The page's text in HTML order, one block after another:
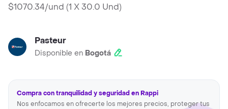
$1070.34/und (1 X 30.0 Und)
Pasteur
Disponible en Bogotá
Compra con tranquilidad y seguridad en Rappi
Nos enfocamos en ofrecerte los mejores precios, proteger tus